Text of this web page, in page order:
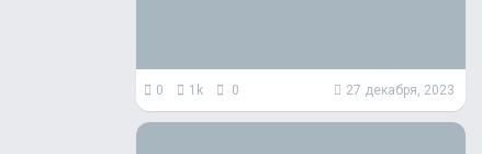
0 1k 0 27 декабря, 2023